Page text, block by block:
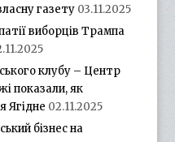
газету 03.11.2025
виборців Трампа
клубу – Центр
показали, як
Ягідне 02.11.2025
бізнес на